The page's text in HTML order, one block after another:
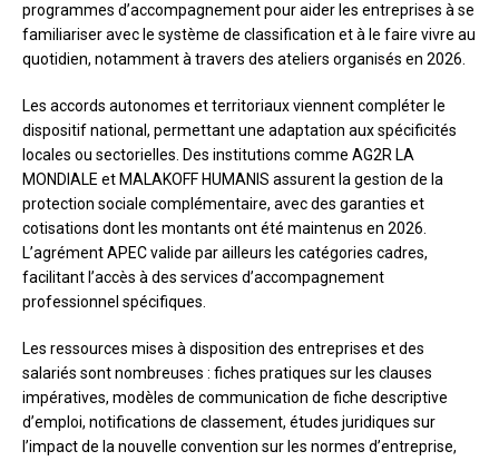
programmes d’accompagnement pour aider les entreprises à se
familiariser avec le système de classification et à le faire vivre au
quotidien, notamment à travers des ateliers organisés en 2026.
Les accords autonomes et territoriaux viennent compléter le
dispositif national, permettant une adaptation aux spécificités
locales ou sectorielles. Des institutions comme AG2R LA
MONDIALE et MALAKOFF HUMANIS assurent la gestion de la
protection sociale complémentaire, avec des garanties et
cotisations dont les montants ont été maintenus en 2026.
L’agrément APEC valide par ailleurs les catégories cadres,
facilitant l’accès à des services d’accompagnement
professionnel spécifiques.
Les ressources mises à disposition des entreprises et des
salariés sont nombreuses : fiches pratiques sur les clauses
impératives, modèles de communication de fiche descriptive
d’emploi, notifications de classement, études juridiques sur
l’impact de la nouvelle convention sur les normes d’entreprise,